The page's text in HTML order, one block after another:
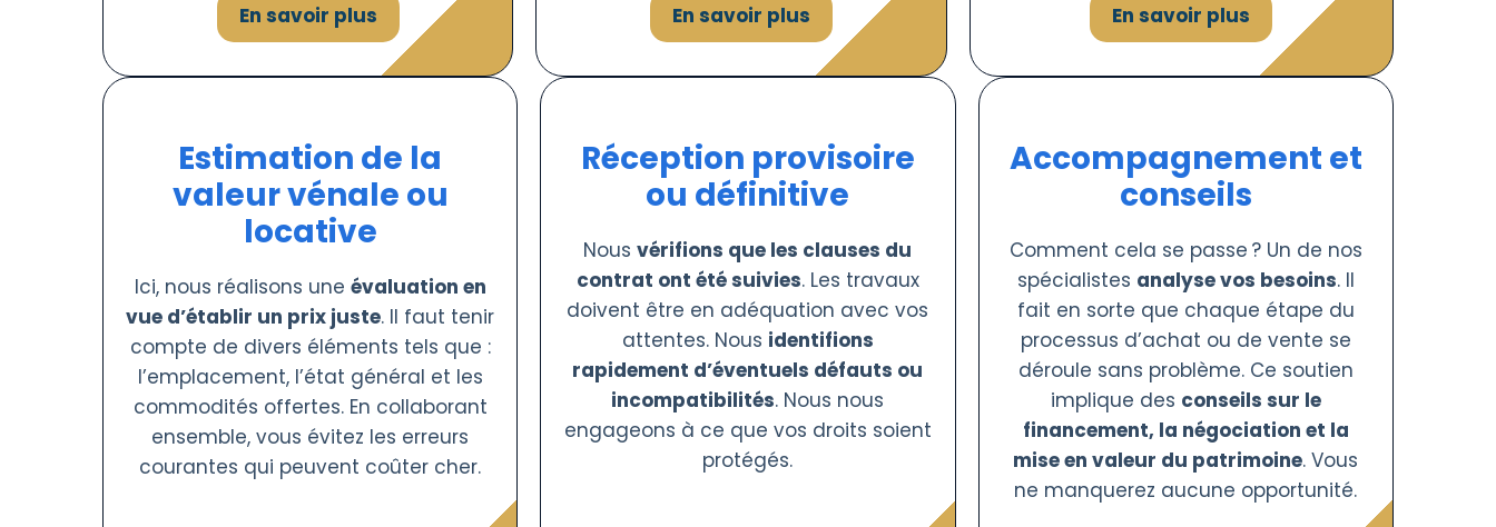
En savoir plus En savoir plus En savoir plus
Estimation de la
valeur vénale ou
locative
Ici, nous réalisons une évaluation en
vue d’établir un prix juste. Il faut tenir
compte de divers éléments tels que :
l’emplacement, l’état général et les
commodités offertes. En collaborant
ensemble, vous évitez les erreurs
courantes qui peuvent coûter cher.
Réception provisoire
ou définitive
Nousvérifions que les clauses du
contrat ont été suivies. Les travaux
doivent être en adéquation avec vos
attentes. Nous identifions
rapidement d’éventuels défauts ou
incompatibilités. Nous nous
engageons à ce que vos droits soient
protégés.
Accompagnement et
conseils
Comment cela se passe ? Un de nos
spécialistes analyse vos besoins. Il
fait en sorte que chaque étape du
processus d’achat ou de vente se
déroule sans problème. Ce soutien
implique des conseils sur le
financement, la négociation et la
mise en valeur du patrimoine. Vous
ne manquerez aucune opportunité.